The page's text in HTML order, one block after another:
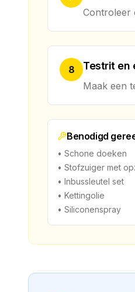
Controleer
8 Testrit en
Maak een
Benodigd
• Schone doeken
• Stofzuiger met
• Inbussleutel set
• Kettingolie
• Siliconenspray